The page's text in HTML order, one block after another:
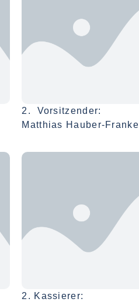
2. Vorsitzender:
Matthias Hauber-
2. Kassierer: